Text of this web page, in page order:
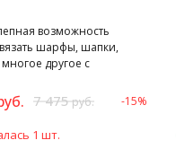
возможность
шарфы, шапки,
другое с
7 475руб. -15%
1 шт.